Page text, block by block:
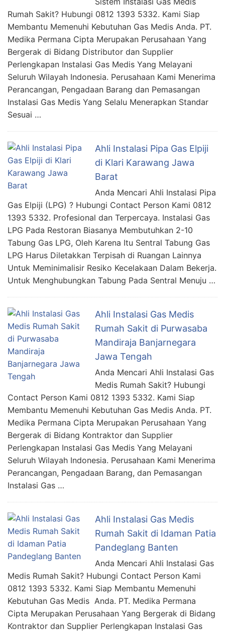
Rumah Sakit? Hubungi 0812 1393 5332. Kami Siap
Membantu Memenuhi Kebutuhan Gas Medis Anda. PT.
Medika Permana Cipta Merupakan Perusahaan Yang
Bergerak di Bidang Distributor dan Supplier
Perlengkapan Instalasi Gas Medis Yang Melayani
Seluruh Wilayah Indonesia. Perusahaan Kami Menerima
Perancangan, Pengadaan Barang dan Pemasangan
Instalasi Gas Medis Yang Selalu Menerapkan Standar
Sesuai …
Ahli Instalasi Pipa Gas Elpiji
di Klari Karawang Jawa
Barat
Anda Mencari Ahli Instalasi Pipa
Gas Elpiji (LPG) ? Hubungi Contact Person Kami 0812
1393 5332. Profesional dan Terpercaya. Instalasi Gas
LPG Pada Restoran Biasanya Membutuhkan 2-10
Tabung Gas LPG, Oleh Karena Itu Sentral Tabung Gas
LPG Harus Diletakkan Terpisah di Ruangan Lainnya
Untuk Meminimalisir Resiko Kecelakaan Dalam Bekerja.
Untuk Menghubungkan Tabung Pada Sentral Menuju …
Ahli Instalasi Gas Medis
Rumah Sakit di Purwasaba
Mandiraja Banjarnegara
Jawa Tengah
Anda Mencari Ahli Instalasi Gas
Medis Rumah Sakit? Hubungi
Contact Person Kami 0812 1393 5332. Kami Siap
Membantu Memenuhi Kebutuhan Gas Medis Anda. PT.
Medika Permana Cipta Merupakan Perusahaan Yang
Bergerak di Bidang Kontraktor dan Supplier
Perlengkapan Instalasi Gas Medis Yang Melayani
Seluruh Wilayah Indonesia. Perusahaan Kami Menerima
Perancangan, Pengadaan Barang, dan Pemasangan
Instalasi Gas …
Ahli Instalasi Gas Medis
Rumah Sakit di Idaman Patia
Pandeglang Banten
Anda Mencari Ahli Instalasi Gas
Medis Rumah Sakit? Hubungi Contact Person Kami
0812 1393 5332. Kami Siap Membantu Memenuhi
Kebutuhan Gas Medis Anda. PT. Medika Permana
Cipta Merupakan Perusahaan Yang Bergerak di Bidang
Kontraktor dan Supplier Perlengkapan Instalasi Gas